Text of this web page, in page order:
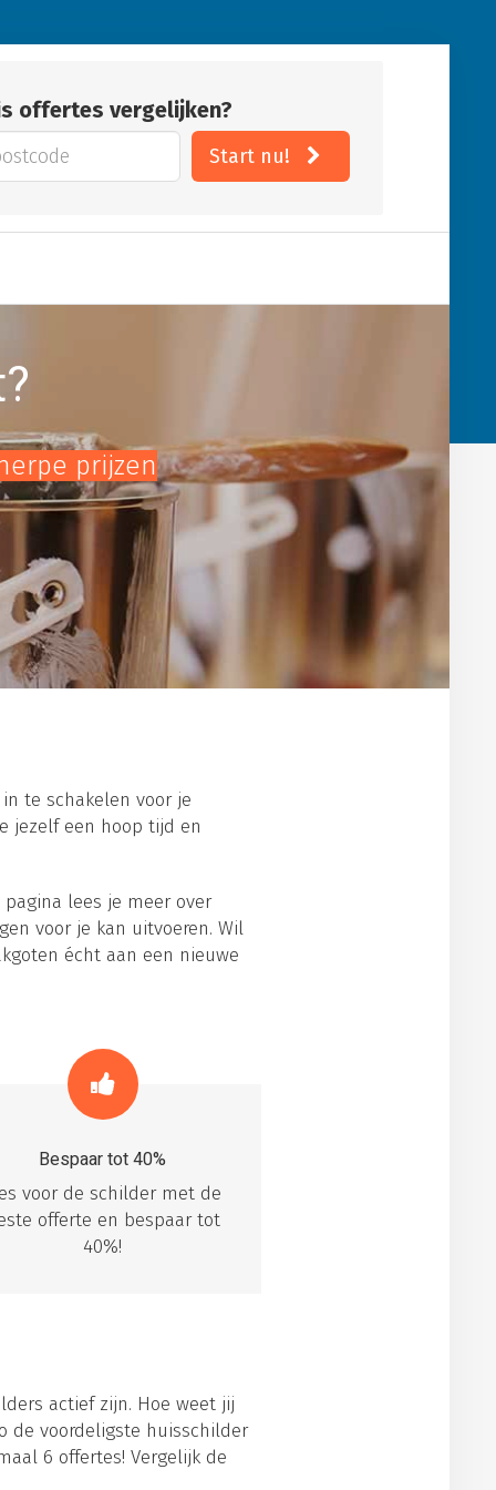
offertes vergelijken?
Start nu!
prijzen
te schakelen voor je
jezelf een hoop tijd en
lees je meer over
voor je kan uitvoeren. Wil
écht aan een nieuwe
Bespaar tot 40%
voor de schilder met de
offerte en bespaar tot
40%!
actief zijn. Hoe weet jij
de voordeligste huisschilder
6 offertes! Vergelijk de